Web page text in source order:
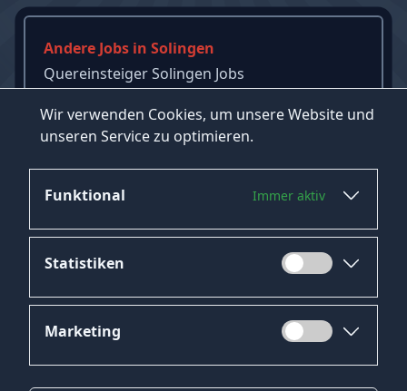
Wir verwenden Cookies, um unsere Website und
unseren Service zu optimieren.
Funktional Immer aktiv
Statistiken
Marketing
Andere Jobs in Solingen
Quereinsteiger Solingen Jobs
Einzelhandel Solingen Jobs
Mehr Jobs in Solingen ansehen
Datenschutz